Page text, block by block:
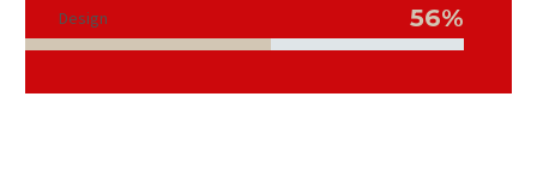
Design 56%